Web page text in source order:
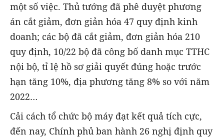
một số việc. Thủ tướng đã phê duyệt phương
án cắt giảm, đơn giản hóa 47 quy định kinh
doanh; các bộ đã cắt giảm, đơn giản hóa 210
quy định, 10/22 bộ đã công bố danh mục TTHC
nội bộ, tỉ lệ hồ sơ giải quyết đúng hoặc trước
hạn tăng 10%, địa phương tăng 8% so với năm
2022…
Cải cách tổ chức bộ máy đạt kết quả tích cực,
đến nay, Chính phủ ban hành 26 nghị định quy